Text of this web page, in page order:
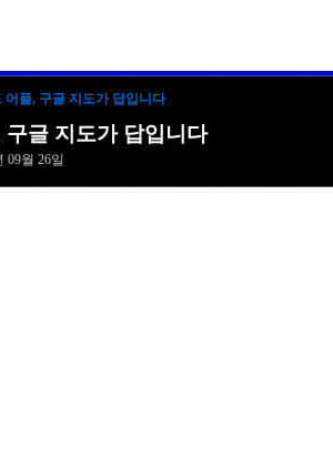
어플, 구글 지도가 답입니다
구글 지도가 답입니다
09월 26일